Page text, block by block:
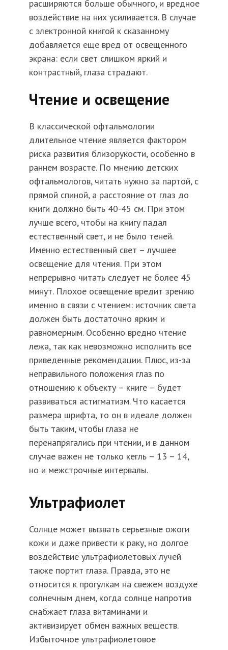
расширяются больше обычного, и вредное
воздействие на них усиливается. В случае
с электронной книгой к сказанному
добавляется еще вред от освещенного
экрана: если свет слишком яркий и
контрастный, глаза страдают.
Чтение и освещение
В классической офтальмологии
длительное чтение является фактором
риска развития близорукости, особенно в
раннем возрасте. По мнению детских
офтальмологов, читать нужно за партой, с
прямой спиной, а расстояние от глаз до
книги должно быть 40-45 см. При этом
лучше всего, чтобы на книгу падал
естественный свет, и не было теней.
Именно естественный свет – лучшее
освещение для чтения. При этом
непрерывно читать следует не более 45
минут. Плохое освещение вредит зрению
именно в связи с чтением: источник света
должен быть достаточно ярким и
равномерным. Особенно вредно чтение
лежа, так как невозможно исполнить все
приведенные рекомендации. Плюс, из-за
неправильного положения глаз по
отношению к объекту – книге – будет
развиваться астигматизм. Что касается
размера шрифта, то он в идеале должен
быть таким, чтобы глаза не
перенапрягались при чтении, и в данном
случае важен не только кегль – 13 – 14,
но и межстрочные интервалы.
Ультрафиолет
Солнце может вызвать серьезные ожоги
кожи и даже привести к раку, но долгое
воздействие ультрафиолетовых лучей
также портит глаза. Правда, это не
относится к прогулкам на свежем воздухе
солнечным днем, когда солнце напротив
снабжает глаза витаминами и
активизирует обмен важных веществ.
Избыточное ультрафиолетовое